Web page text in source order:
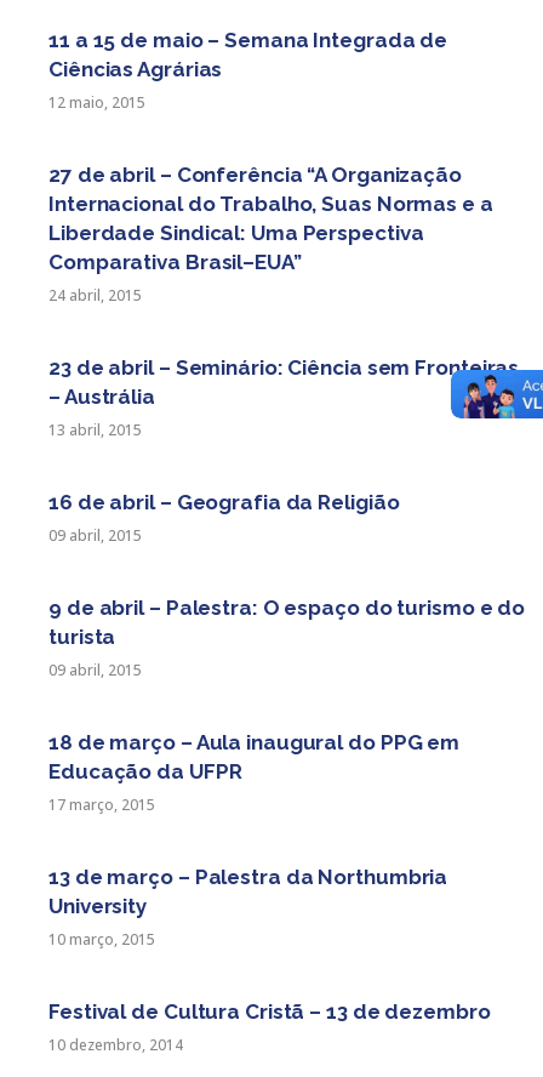
11 a 15 de maio – Semana Integrada de
Ciências Agrárias
12 maio, 2015
27 de abril – Conferência “A Organização
Internacional do Trabalho, Suas Normas e a
Liberdade Sindical: Uma Perspectiva
Comparativa Brasil–EUA”
24 abril, 2015
23 de abril – Seminário: Ciência sem Fronteiras
– Austrália
13 abril, 2015
16 de abril – Geografia da Religião
09 abril, 2015
9 de abril – Palestra: O espaço do turismo e do
turista
09 abril, 2015
18 de março – Aula inaugural do PPG em
Educação da UFPR
17 março, 2015
13 de março – Palestra da Northumbria
University
10 março, 2015
Festival de Cultura Cristã – 13 de dezembro
10 dezembro, 2014